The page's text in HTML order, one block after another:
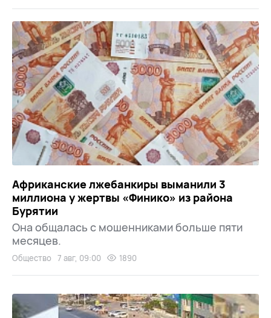
Африканские лжебанкиры выманили 3
миллиона у жертвы «Финико» из района
Бурятии
Она общалась с мошенниками больше пяти
месяцев.
Общество 7 авг, 09:00 1890